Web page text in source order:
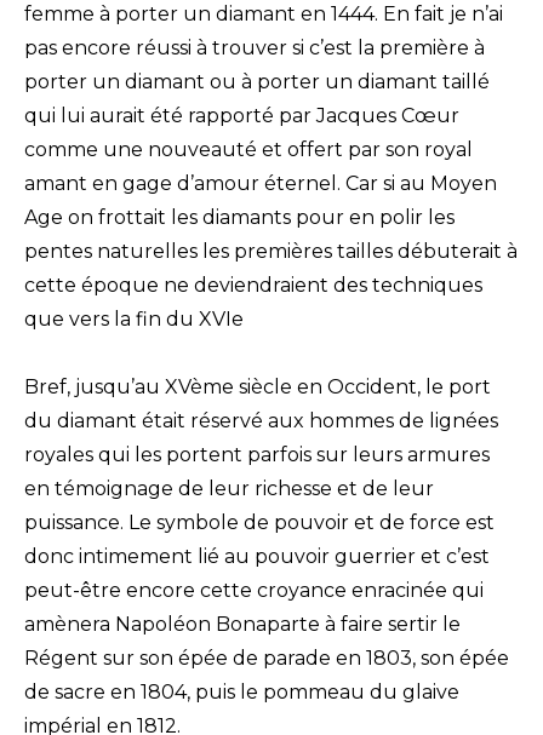
femme à porter un diamant en 1444. En fait je n’ai
pas encore réussi à trouver si c’est la première à
porter un diamant ou à porter un diamant taillé
qui lui aurait été rapporté par Jacques Cœur
comme une nouveauté et offert par son royal
amant en gage d’amour éternel. Car si au Moyen
Age on frottait les diamants pour en polir les
pentes naturelles les premières tailles débuterait à
cette époque ne deviendraient des techniques
que vers la fin du XVIe
Bref, jusqu’au XVème siècle en Occident, le port
du diamant était réservé aux hommes de lignées
royales qui les portent parfois sur leurs armures
en témoignage de leur richesse et de leur
puissance. Le symbole de pouvoir et de force est
donc intimement lié au pouvoir guerrier et c’est
peut-être encore cette croyance enracinée qui
amènera Napoléon Bonaparte à faire sertir le
Régent sur son épée de parade en 1803, son épée
de sacre en 1804, puis le pommeau du glaive
impérial en 1812.